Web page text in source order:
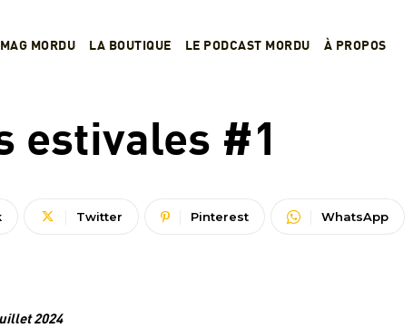
MORDU LA BOUTIQUE LE PODCAST MORDU À PROPOS
estivales #1
Twitter Pinterest WhatsApp
2024